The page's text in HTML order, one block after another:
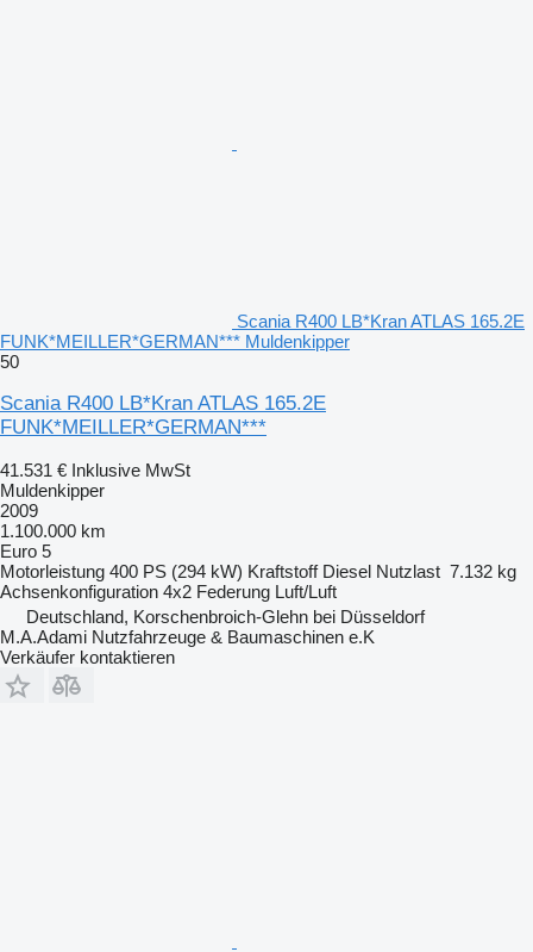
Scania R400 LB*Kran ATLAS 165.2E
FUNK*MEILLER*GERMAN*** Muldenkipper
50
Scania R400 LB*Kran ATLAS 165.2E
FUNK*MEILLER*GERMAN***
41.531 € Inklusive MwSt
Muldenkipper
2009
1.100.000 km
Euro 5
Motorleistung 400 PS (294 kW) Kraftstoff Diesel Nutzlast 7.132 kg
Achsenkonfiguration 4x2 Federung Luft/Luft
Deutschland, Korschenbroich-Glehn bei Düsseldorf
M.A.Adami Nutzfahrzeuge & Baumaschinen e.K
Verkäufer kontaktieren